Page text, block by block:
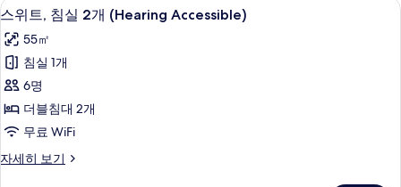
및
소
파
베
드
(Mobility/Hearing
Access,
이
침
대
개
및
소
파
베
스
위
트,
침
실
2
개
(Hearing
7
스위트, 침실 2개 (Hearing Accessible)
55㎡
침실 1개
6명
더블침대 2개
무료 WiFi
자세히 보기
스